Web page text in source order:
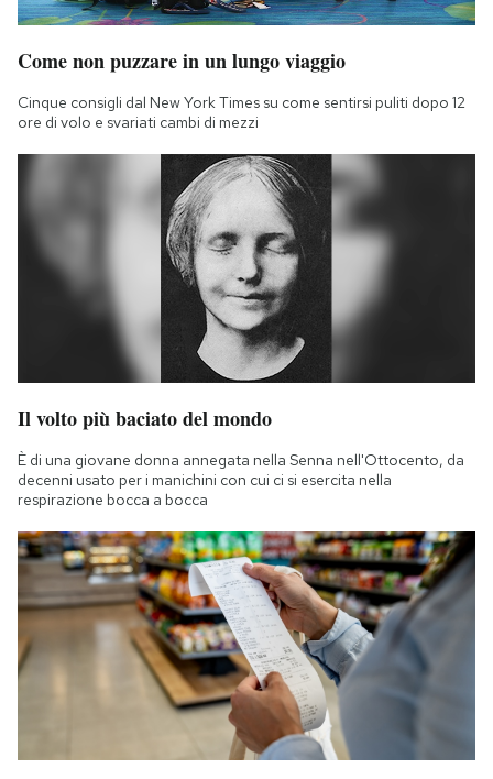
Come non puzzare in un lungo viaggio
Cinque consigli dal New York Times su come sentirsi puliti dopo 12
ore di volo e svariati cambi di mezzi
Il volto più baciato del mondo
È di una giovane donna annegata nella Senna nell'Ottocento, da
decenni usato per i manichini con cui ci si esercita nella
respirazione bocca a bocca